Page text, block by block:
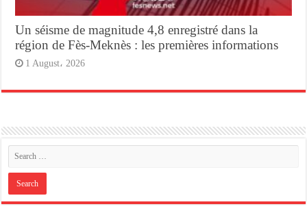
Un séisme de magnitude 4,8 enregistré dans la
région de Fès-Meknès : les premières informations
1 August، 2026